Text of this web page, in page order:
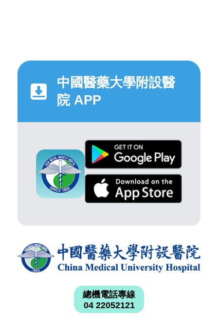
中國醫藥大學附設醫
院 APP
總機電話專線
04 22052121